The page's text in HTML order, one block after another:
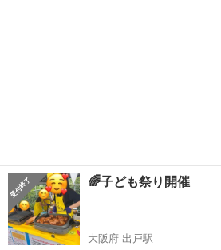
🌈子ども祭り開催
大阪府 出戸駅